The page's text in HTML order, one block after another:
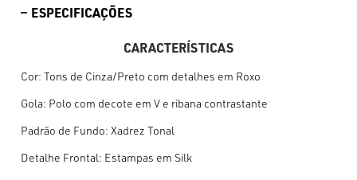
ESPECIFICAÇÕES
CARACTERÍSTICAS
Cor: Tons de Cinza/Preto com detalhes em Roxo
Gola: Polo com decote em V e ribana contrastante
Padrão de Fundo: Xadrez Tonal
Detalhe Frontal: Estampas em Silk